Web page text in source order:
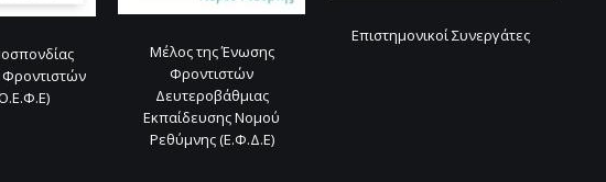
Φροντιστών
Μέλος της Ένωσης
Φροντιστών
Δευτεροβάθμιας
Εκπαίδευσης Νομού
Ρεθύμνης (Ε.Φ.Δ.Ε)
Επιστημονικοί Συνεργάτες